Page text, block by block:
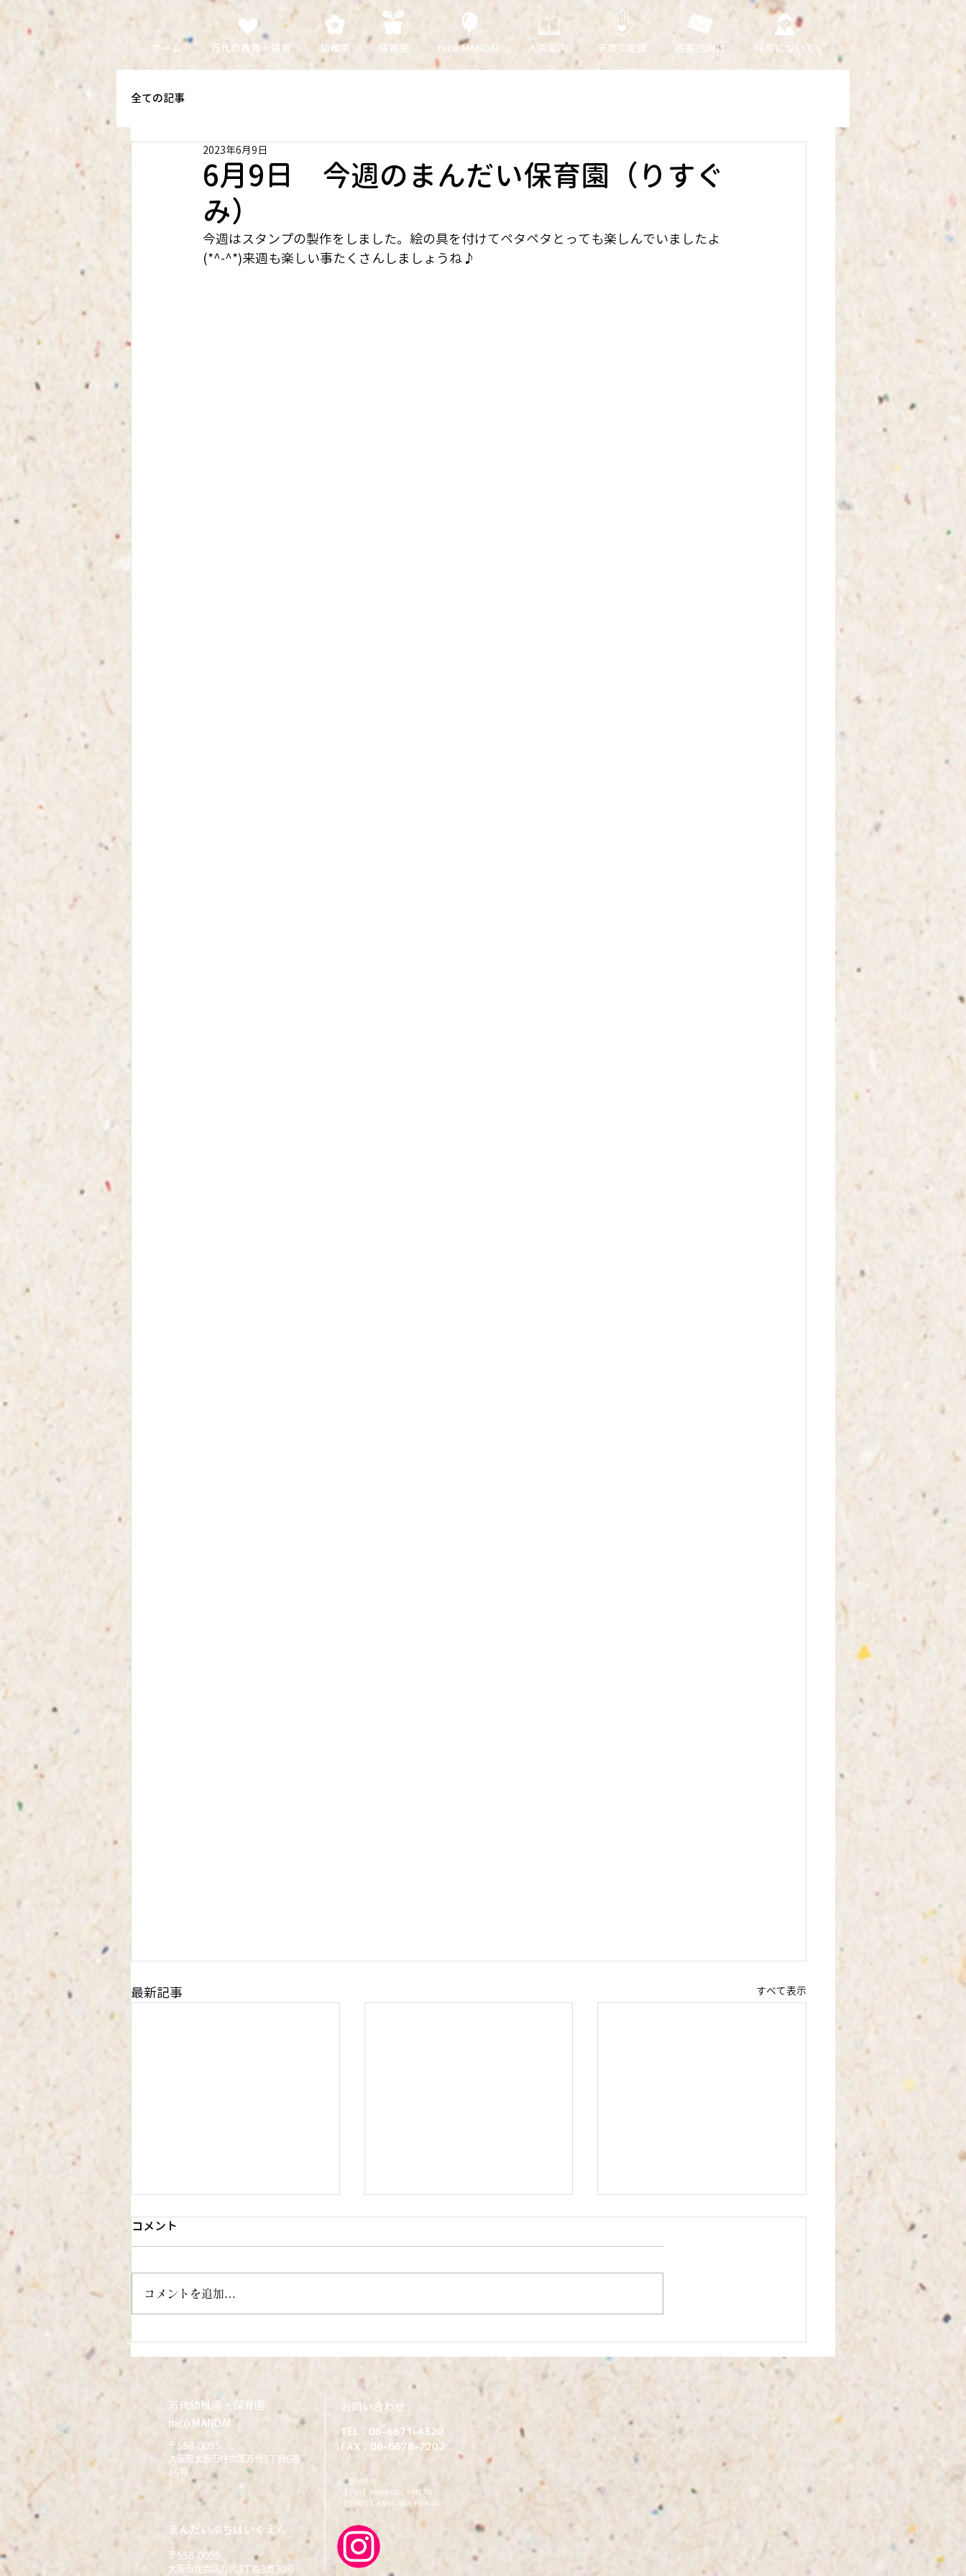
ホーム 万代の教育・保育 幼稚園 保育園 nico MANDAI 入園案内 子育て支援 在園児向け 採用について
全ての記事
6月9日 今週のまんだい保育園（りすぐ
み）
2023年6月9日
今週はスタンプの製作をしました。絵の具を付けてペタペタとっても楽しんでいましたよ
(*^-^*)来週も楽しい事たくさんしましょうね♪
最新記事 すべて表示
6月28日 今週のまんだいぷ
ちほいくえん(そらぐみ)
6月27日今週のまんだい保育
園（うさぎぐみ）
6月21日 今週のまんだいぷ
ちほいくえん(にじぐみ)
コメント
コメントを追加…
万代幼稚園・保育園
nico MANDAI
〒558-0055
大阪府大阪市住吉区万代3丁目6番
15号
​お問い合わせ
TEL：06-6671-4320
FAX：06-6678-7202
​※受付時間
【平日】AM10:00～PM7:00
【土曜日】AM10:00～PM4:00
まんだいぷちほいくえん
〒558-0055
大阪市住吉区万代3丁目3番30号